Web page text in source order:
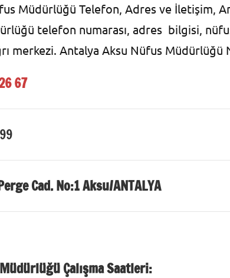
Müdürlüğü Telefon, Adres ve İletişim,
telefon numarası, adres bilgisi,
merkezi. Antalya Aksu Nüfus Müdürlüğü
67
Cad. No:1 Aksu/ANTALYA
Çalışma Saatleri: